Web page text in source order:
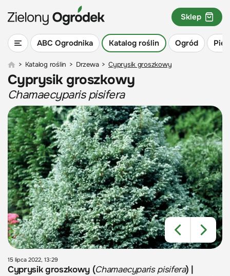
ABC Ogrodnika Katalog roślin Ogród
Sklep
> Katalog roślin > Drzewa > Cyprysik groszkowy
Cyprysik groszkowy
Chamaecyparis pisifera
15 lipca 2022, 13:29
Cyprysik groszkowy (Chamaecyparis pisifera) |